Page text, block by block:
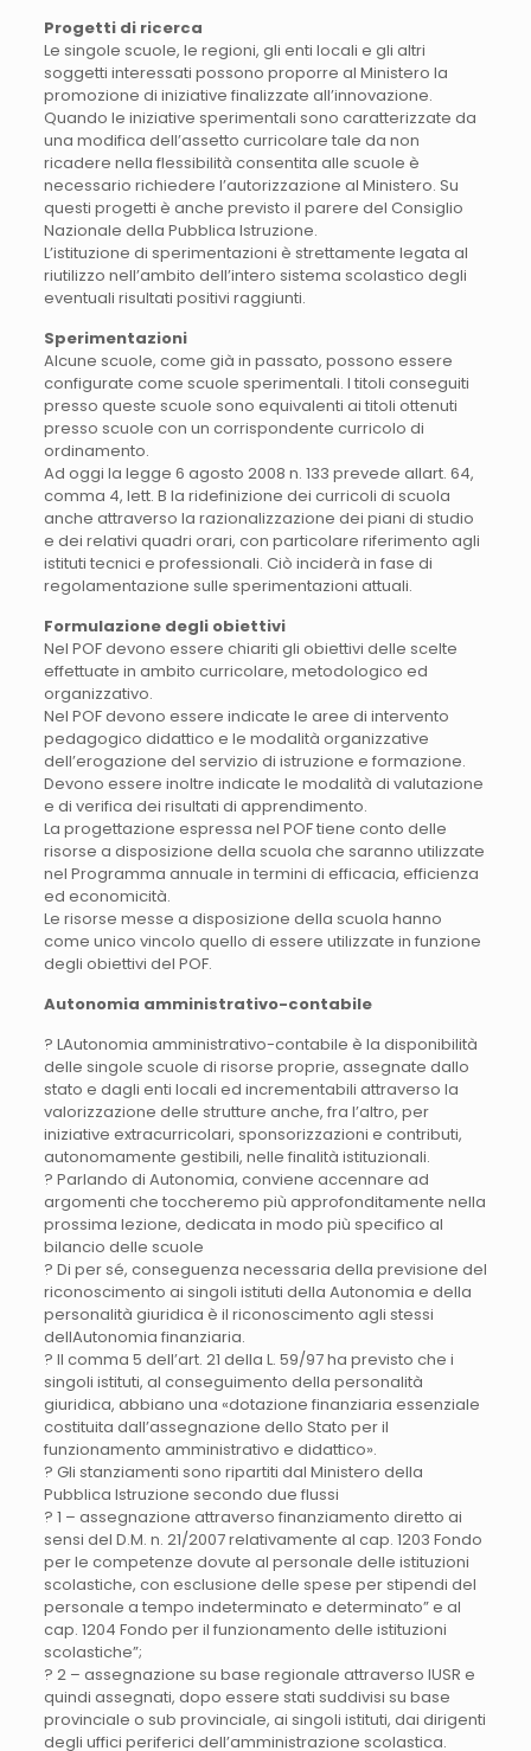
Progetti di ricerca
Le singole scuole, le regioni, gli enti locali e gli altri
soggetti interessati possono proporre al Ministero la
promozione di iniziative finalizzate all’innovazione.
Quando le iniziative sperimentali sono caratterizzate da
una modifica dell’assetto curricolare tale da non
ricadere nella flessibilità consentita alle scuole è
necessario richiedere l’autorizzazione al Ministero. Su
questi progetti è anche previsto il parere del Consiglio
Nazionale della Pubblica Istruzione.
L’istituzione di sperimentazioni è strettamente legata al
riutilizzo nell’ambito dell’intero sistema scolastico degli
eventuali risultati positivi raggiunti.
Sperimentazioni
Alcune scuole, come già in passato, possono essere
configurate come scuole sperimentali. I titoli conseguiti
presso queste scuole sono equivalenti ai titoli ottenuti
presso scuole con un corrispondente curricolo di
ordinamento.
Ad oggi la legge 6 agosto 2008 n. 133 prevede allart. 64,
comma 4, lett. B la ridefinizione dei curricoli di scuola
anche attraverso la razionalizzazione dei piani di studio
e dei relativi quadri orari, con particolare riferimento agli
istituti tecnici e professionali. Ciò inciderà in fase di
regolamentazione sulle sperimentazioni attuali.
Formulazione degli obiettivi
Nel POF devono essere chiariti gli obiettivi delle scelte
effettuate in ambito curricolare, metodologico ed
organizzativo.
Nel POF devono essere indicate le aree di intervento
pedagogico didattico e le modalità organizzative
dell’erogazione del servizio di istruzione e formazione.
Devono essere inoltre indicate le modalità di valutazione
e di verifica dei risultati di apprendimento.
La progettazione espressa nel POF tiene conto delle
risorse a disposizione della scuola che saranno utilizzate
nel Programma annuale in termini di efficacia, efficienza
ed economicità.
Le risorse messe a disposizione della scuola hanno
come unico vincolo quello di essere utilizzate in funzione
degli obiettivi del POF.
Autonomia amministrativo-contabile
? LAutonomia amministrativo-contabile è la disponibilità
delle singole scuole di risorse proprie, assegnate dallo
stato e dagli enti locali ed incrementabili attraverso la
valorizzazione delle strutture anche, fra l’altro, per
iniziative extracurricolari, sponsorizzazioni e contributi,
autonomamente gestibili, nelle finalità istituzionali.
? Parlando di Autonomia, conviene accennare ad
argomenti che toccheremo più approfonditamente nella
prossima lezione, dedicata in modo più specifico al
bilancio delle scuole
? Di per sé, conseguenza necessaria della previsione del
riconoscimento ai singoli istituti della Autonomia e della
personalità giuridica è il riconoscimento agli stessi
dellAutonomia finanziaria.
? Il comma 5 dell’art. 21 della L. 59/97 ha previsto che i
singoli istituti, al conseguimento della personalità
giuridica, abbiano una «dotazione finanziaria essenziale
costituita dall’assegnazione dello Stato per il
funzionamento amministrativo e didattico».
? Gli stanziamenti sono ripartiti dal Ministero della
Pubblica Istruzione secondo due flussi
? 1 – assegnazione attraverso finanziamento diretto ai
sensi del D.M. n. 21/2007 relativamente al cap. 1203 Fondo
per le competenze dovute al personale delle istituzioni
scolastiche, con esclusione delle spese per stipendi del
personale a tempo indeterminato e determinato” e al
cap. 1204 Fondo per il funzionamento delle istituzioni
scolastiche”;
? 2 – assegnazione su base regionale attraverso lUSR e
quindi assegnati, dopo essere stati suddivisi su base
provinciale o sub provinciale, ai singoli istituti, dai dirigenti
degli uffici periferici dell’amministrazione scolastica.